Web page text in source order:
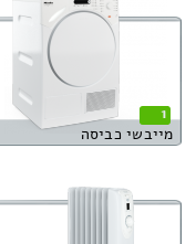
1
מייבשי כביסה